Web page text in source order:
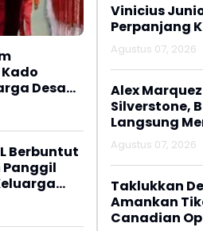
Desa
Berbuntut
Panggil
Vinicius
Perpanjang
Agustus 07, 2026
Alex
Silverstone,
Langsung
Agustus 07, 2026
Taklukkan
Amankan
Canadian